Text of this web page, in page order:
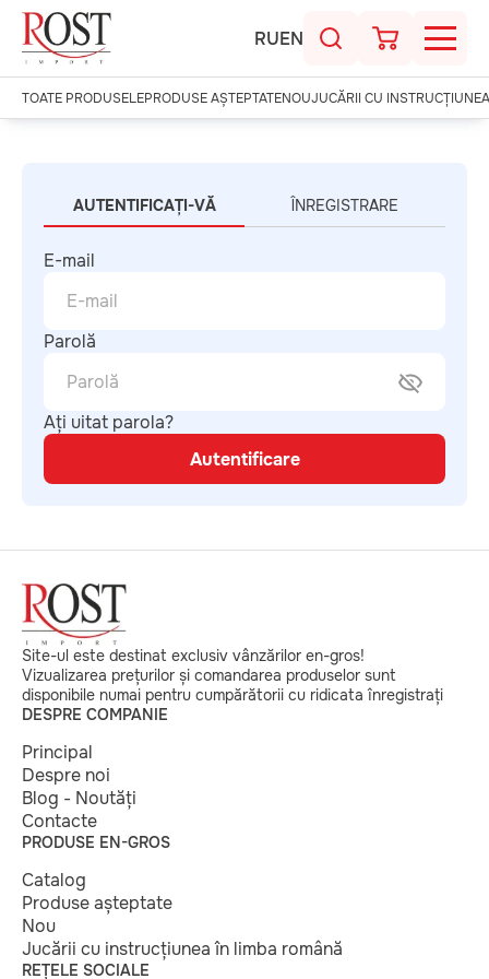
RUEN
TOATE PRODUSELEPRODUSE AȘTEPTATENOUJUCĂRII CU
AUTENTIFICAȚI-VĂ ÎNREGISTRARE
E-mail
Parolă
Ați uitat parola?
Autentificare
Site-ul este destinat exclusiv vânzărilor en-gros!
Vizualizarea prețurilor și comandarea produselor sunt
disponibile numai pentru cumpărătorii cu ridicata înregistrați
DESPRE COMPANIE
Principal
Despre noi
Blog - Noutăți
Contacte
PRODUSE EN-GROS
Catalog
Produse așteptate
Nou
Jucării cu instrucțiunea în limba română
REȚELE SOCIALE